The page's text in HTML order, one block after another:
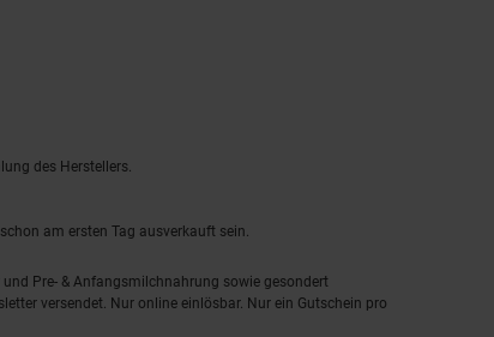
des Herstellers.
am ersten Tag ausverkauft sein.
Pre- & Anfangsmilchnahrung sowie gesondert
versendet. Nur online einlösbar. Nur ein Gutschein pro